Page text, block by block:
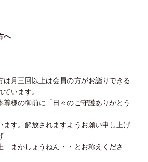
へ
は月三回以上は会員の方がお詣りできる
います。
尊様の御前に「日々のご守護ありがとう
ます。解放されますようお願い申し上げ
まかしょうねん・・とお称えくださ